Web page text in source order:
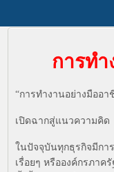
การท
“การทำงานอย่างมืออ
เปิดฉากสู่แนวความคิด
ในปัจจุบันทุกธุรกิจมีก
เรื่อยๆ หรือองค์กรภาค